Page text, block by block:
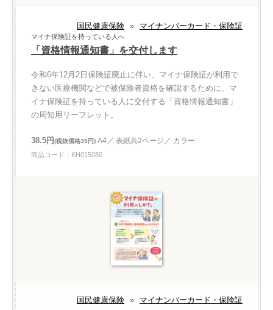
国民健康保険 » マイナンバーカード・保険証
マイナ保険証を持っている人へ
「資格情報通知書」を交付します
令和6年12月2日保険証廃止に伴い、マイナ保険証が利用で
きない医療機関などで被保険者資格を確認するために、マ
イナ保険証を持っている人に交付する「資格情報通知書」
の周知用リーフレット。
38.5円(税抜価格35円) A4／ 表紙共2ページ／ カラー
商品コード：KH015080
国民健康保険 » マイナンバーカード・保険証